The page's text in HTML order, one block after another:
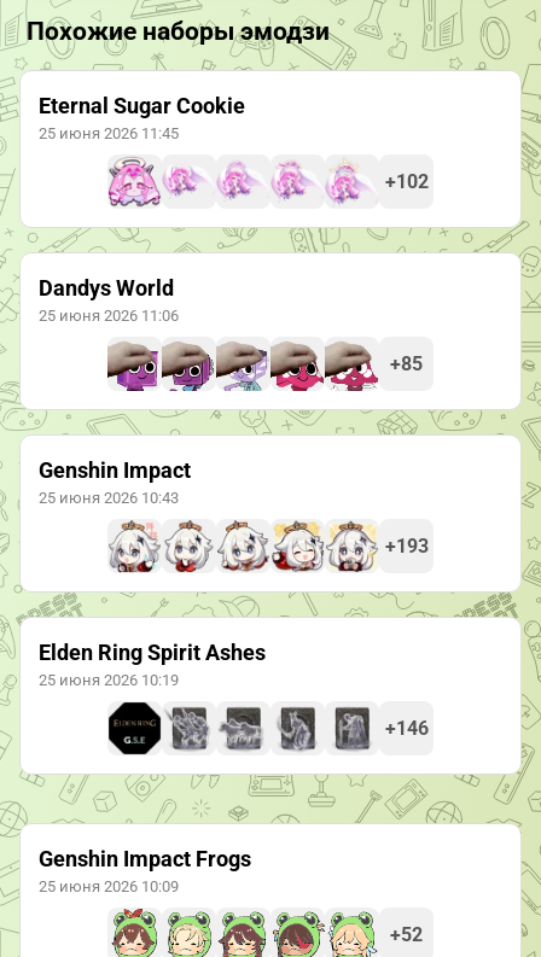
Похожие наборы эмодзи
Eternal Sugar Cookie
25 июня 2026 11:45
+102
Dandys World
25 июня 2026 11:06
+85
Genshin Impact
25 июня 2026 10:43
+193
Elden Ring Spirit Ashes
25 июня 2026 10:19
+146
Genshin Impact Frogs
25 июня 2026 10:09
+52